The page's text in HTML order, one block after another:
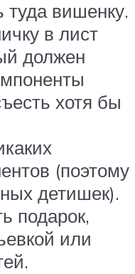
туда вишенку.
в лист
должен
хотя бы
(поэтому
детишек).
подарок,
или